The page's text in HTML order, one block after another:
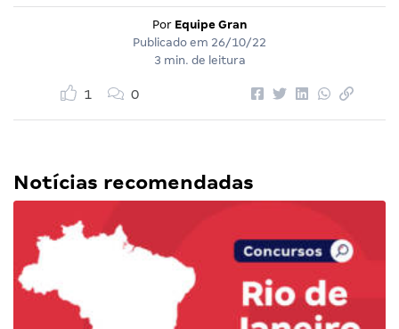
Por Equipe Gran
Publicado em 26/10/22
3 min. de leitura
1 0
Notícias recomendadas